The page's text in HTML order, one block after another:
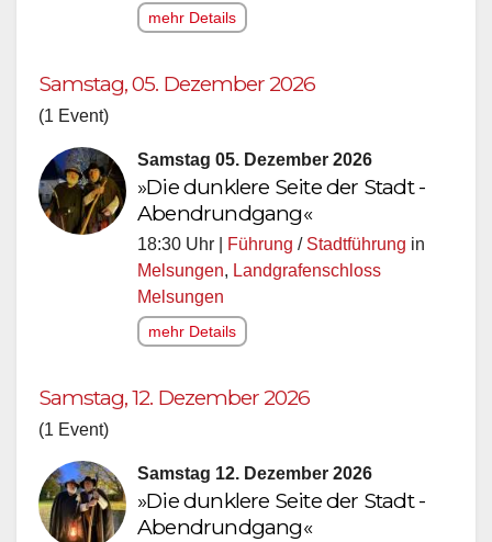
mehr Details
Samstag, 05. Dezember 2026
(1 Event)
Samstag 05. Dezember 2026
»Die dunklere Seite der Stadt -
Abendrundgang«
18:30 Uhr | Führung / Stadtführung in
Melsungen, Landgrafenschloss
Melsungen
mehr Details
Samstag, 12. Dezember 2026
(1 Event)
Samstag 12. Dezember 2026
»Die dunklere Seite der Stadt -
Abendrundgang«